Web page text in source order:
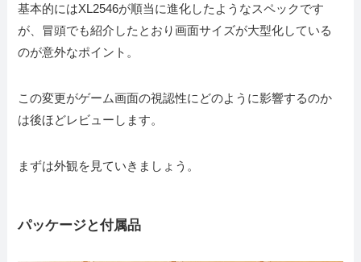
基本的にはXL2546が順当に進化したようなスペックです
が、冒頭でも紹介したとおり画面サイズが大型化している
のが意外なポイント。
この変更がゲーム画面の視認性にどのように影響するのか
は後ほどレビューします。
まずは外観を見ていきましょう。
パッケージと付属品